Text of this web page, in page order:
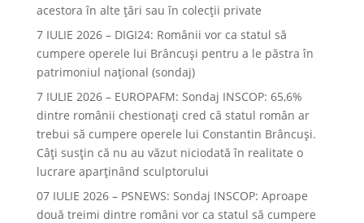
acestora în alte ţări sau în colecţii private
7 IULIE 2026 – DIGI24: Românii vor ca statul să
cumpere operele lui Brâncuși pentru a le păstra în
patrimoniul național (sondaj)
7 IULIE 2026 – EUROPAFM: Sondaj INSCOP: 65,6%
dintre românii chestionați cred că statul român ar
trebui să cumpere operele lui Constantin Brâncuși.
Câți susțin că nu au văzut niciodată în realitate o
lucrare aparținând sculptorului
07 IULIE 2026 – PSNEWS: Sondaj INSCOP: Aproape
două treimi dintre români vor ca statul să cumpere